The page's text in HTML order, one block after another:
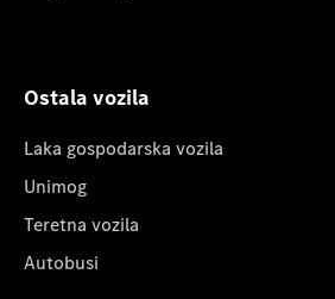
Ostala vozila
Laka gospodarska vozila
Unimog
Teretna vozila
Autobusi